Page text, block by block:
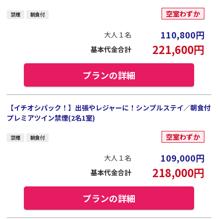
禁煙 朝食付 空室わずか
大人１名 110,800円
基本代金合計 221,600円
プランの詳細
【イチオシパック！】出張やレジャーに！シンプルステイ／朝食付
プレミアツイン禁煙(2名1室)
禁煙 朝食付 空室わずか
大人１名 109,000円
基本代金合計 218,000円
プランの詳細